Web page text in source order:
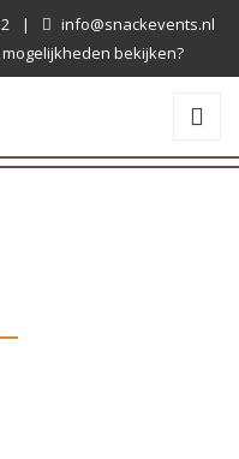
|
info@snackevents.nl
bekijken?